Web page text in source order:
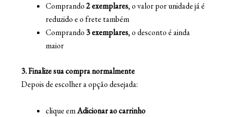
Comprando2 exemplares, o valor por unidade já é
reduzido e o frete também
Comprando 3 exemplares, o desconto é ainda
maior
3. Finalize sua compra normalmente
Depois de escolher a opção desejada:
clique emAdicionar ao carrinho